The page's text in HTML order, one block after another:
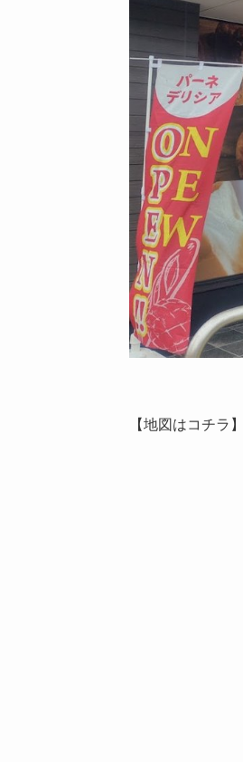
【地図はコチラ】